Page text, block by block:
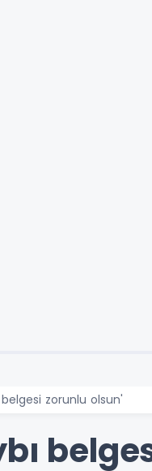
zorunlu olsun'